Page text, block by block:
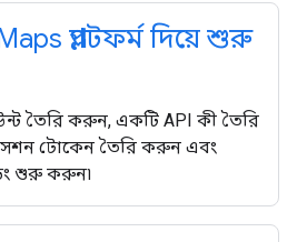
প্ল্যাটফর্ম দিয়ে শুরু
তৈরি করুন, একটি API কী তৈরি
টোকেন তৈরি করুন এবং
শুরু করুন৷